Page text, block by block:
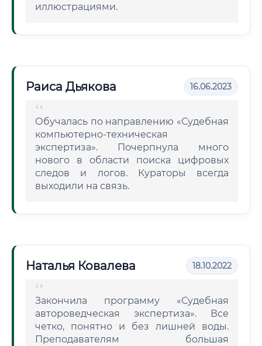
иллюстрациями.
Раиса Дьякова 16.06.2023
Обучалась по направлению «Судебная
компьютерно-техническая
экспертиза». Почерпнула много
нового в области поиска цифровых
следов и логов. Кураторы всегда
выходили на связь.
Наталья Ковалева 18.10.2022
Закончила программу «Судебная
автороведческая экспертиза». Все
четко, понятно и без лишней воды.
Преподавателям большая